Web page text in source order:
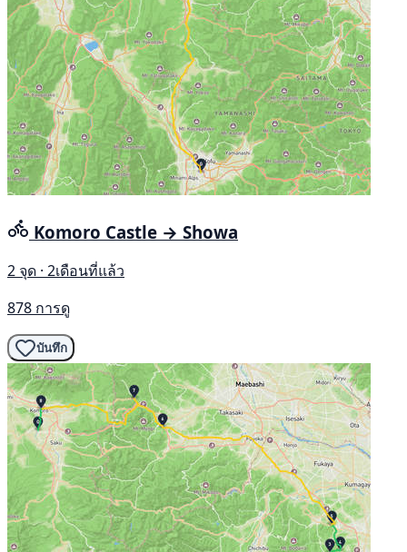
Komoro Castle → Showa
2 จุด · 2เดือนที่แล้ว
878 การดู
บันทึก